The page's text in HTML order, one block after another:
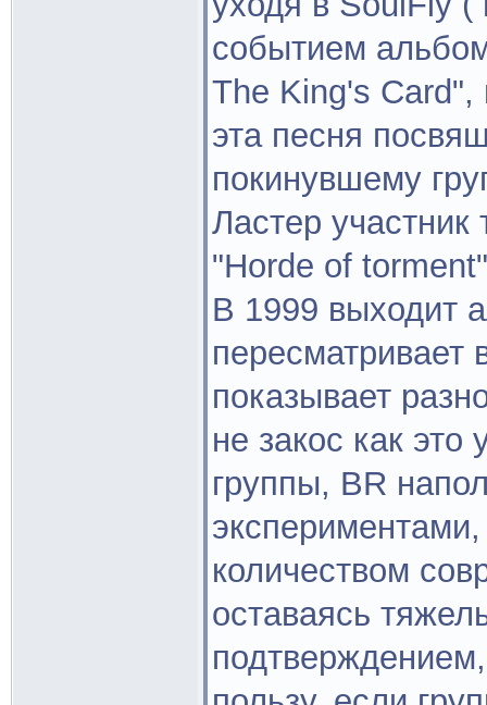
событием
The King's Card",
эта песня
покинувшему
Ластер
"Horde of
В 1999 выходит
пересматривает
показывает
не закос как это
группы, BR
количеством
оставаясь